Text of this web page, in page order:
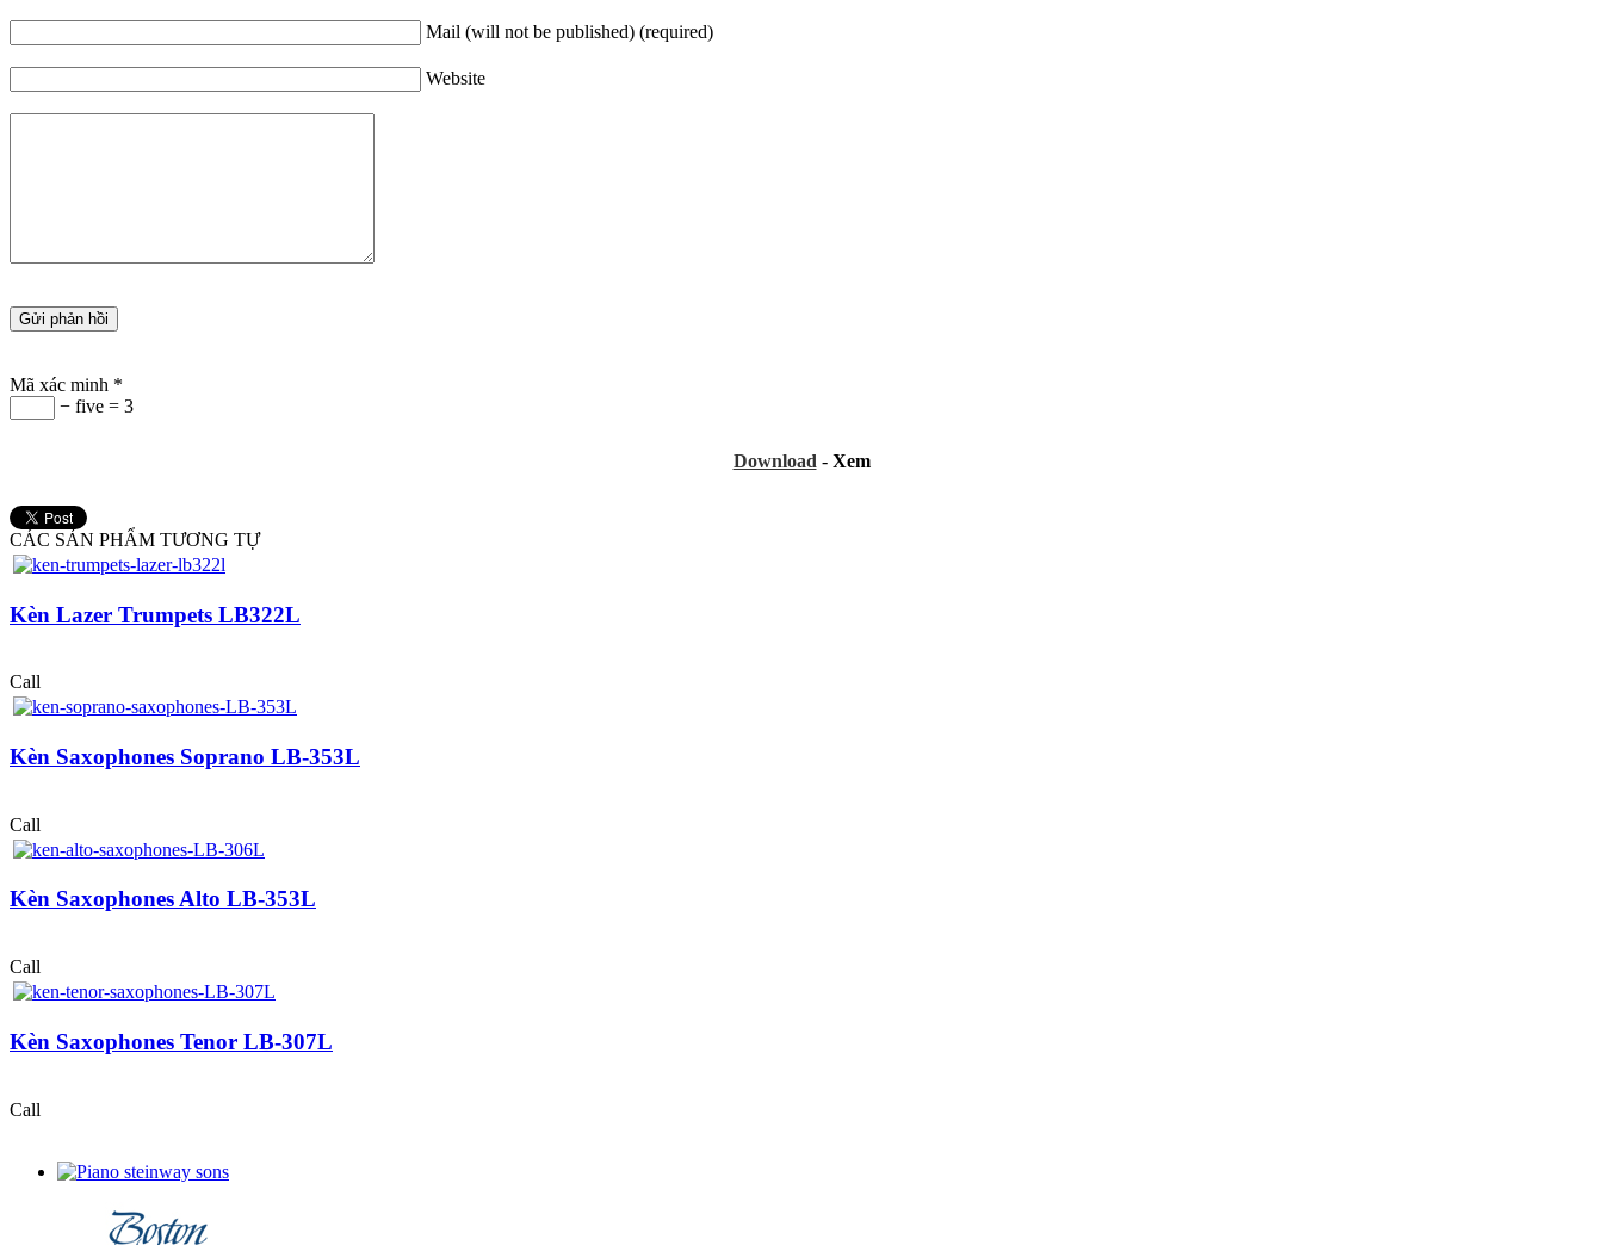
Mail (will not be published) (required)
Website
Mã xác minh *
− five = 3
Download - Xem
CÁC SẢN PHẨM TƯƠNG TỰ
Kèn Lazer Trumpets LB322L
Call
Kèn Saxophones Soprano LB-353L
Call
Kèn Saxophones Alto LB-353L
Call
Kèn Saxophones Tenor LB-307L
Call